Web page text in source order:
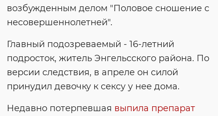
возбужденным делом "Половое сношение с
несовершеннолетней".
Главный подозреваемый - 16-летний
подросток, житель Энгельсского района. По
версии следствия, в апреле он силой
принудил девочку к сексу у нее дома.
Недавно потерпевшая выпила препарат